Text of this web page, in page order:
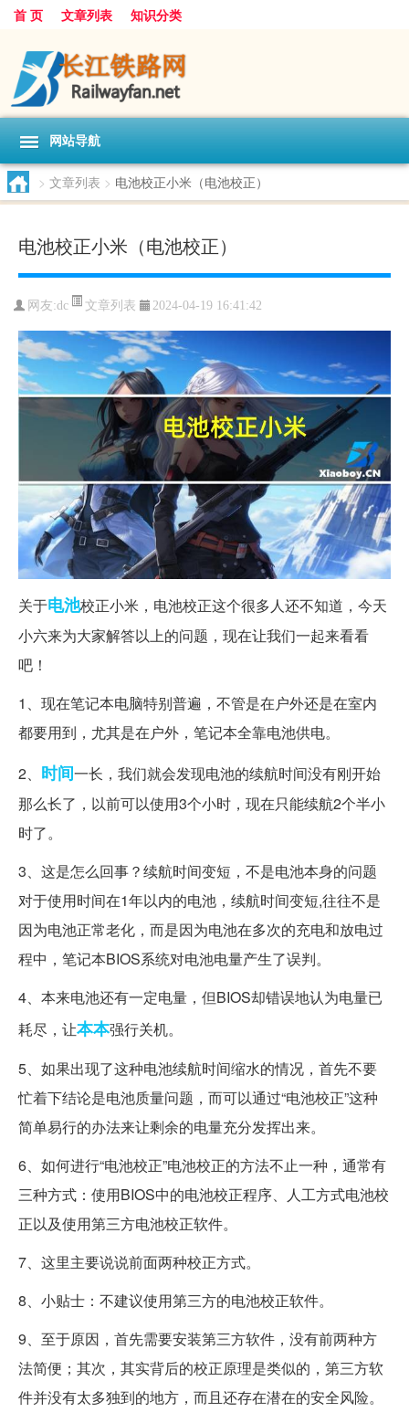
首 页 文章列表 知识分类
网站导航
> 文章列表 > 电池校正小米（电池校正）
电池校正小米（电池校正）
网友:dc 文章列表 2024-04-19 16:41:42
关于电池校正小米，电池校正这个很多人还不知道，今天
小六来为大家解答以上的问题，现在让我们一起来看看
吧！
1、现在笔记本电脑特别普遍，不管是在户外还是在室内
都要用到，尤其是在户外，笔记本全靠电池供电。
2、 时间一长，我们就会发现电池的续航时间没有刚开始
那么长了，以前可以使用3个小时，现在只能续航2个半小
时了。
3、这是怎么回事？续航时间变短，不是电池本身的问题
对于使用时间在1年以内的电池，续航时间变短,往往不是
因为电池正常老化，而是因为电池在多次的充电和放电过
程中，笔记本BIOS系统对电池电量产生了误判。
4、本来电池还有一定电量，但BIOS却错误地认为电量已
耗尽，让本本强行关机。
5、如果出现了这种电池续航时间缩水的情况，首先不要
忙着下结论是电池质量问题，而可以通过“电池校正”这种
简单易行的办法来让剩余的电量充分发挥出来。
6、如何进行“电池校正”电池校正的方法不止一种，通常有
三种方式：使用BIOS中的电池校正程序、人工方式电池校
正以及使用第三方电池校正软件。
7、这里主要说说前面两种校正方式。
8、小贴士：不建议使用第三方的电池校正软件。
9、至于原因，首先需要安装第三方软件，没有前两种方
法简便；其次，其实背后的校正原理是类似的，第三方软
件并没有太多独到的地方，而且还存在潜在的安全风险。